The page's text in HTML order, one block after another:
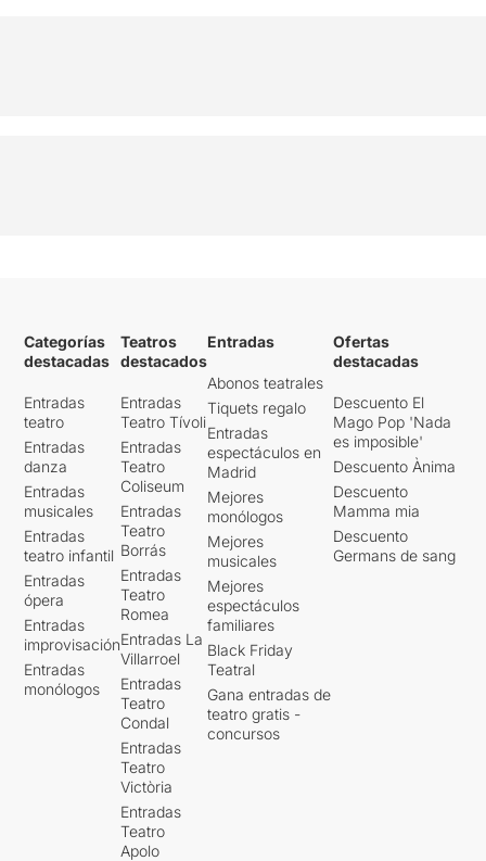
Categorías
destacadas
Entradas
teatro
Entradas
danza
Entradas
musicales
Entradas
teatro infantil
Entradas
ópera
Entradas
improvisación
Entradas
monólogos
Teatros
destacados
Entradas
Teatro Tívoli
Entradas
Teatro
Coliseum
Entradas
Teatro
Borrás
Entradas
Teatro
Romea
Entradas La
Villarroel
Entradas
Teatro
Condal
Entradas
Teatro
Victòria
Entradas
Teatro
Apolo
Entradas
Abonos teatrales
Tiquets regalo
Entradas
espectáculos en
Madrid
Mejores
monólogos
Mejores
musicales
Mejores
espectáculos
familiares
Black Friday
Teatral
Gana entradas de
teatro gratis -
concursos
Ofertas
destacadas
Descuento El
Mago Pop 'Nada
es imposible'
Descuento Ànima
Descuento
Mamma mia
Descuento
Germans de sang